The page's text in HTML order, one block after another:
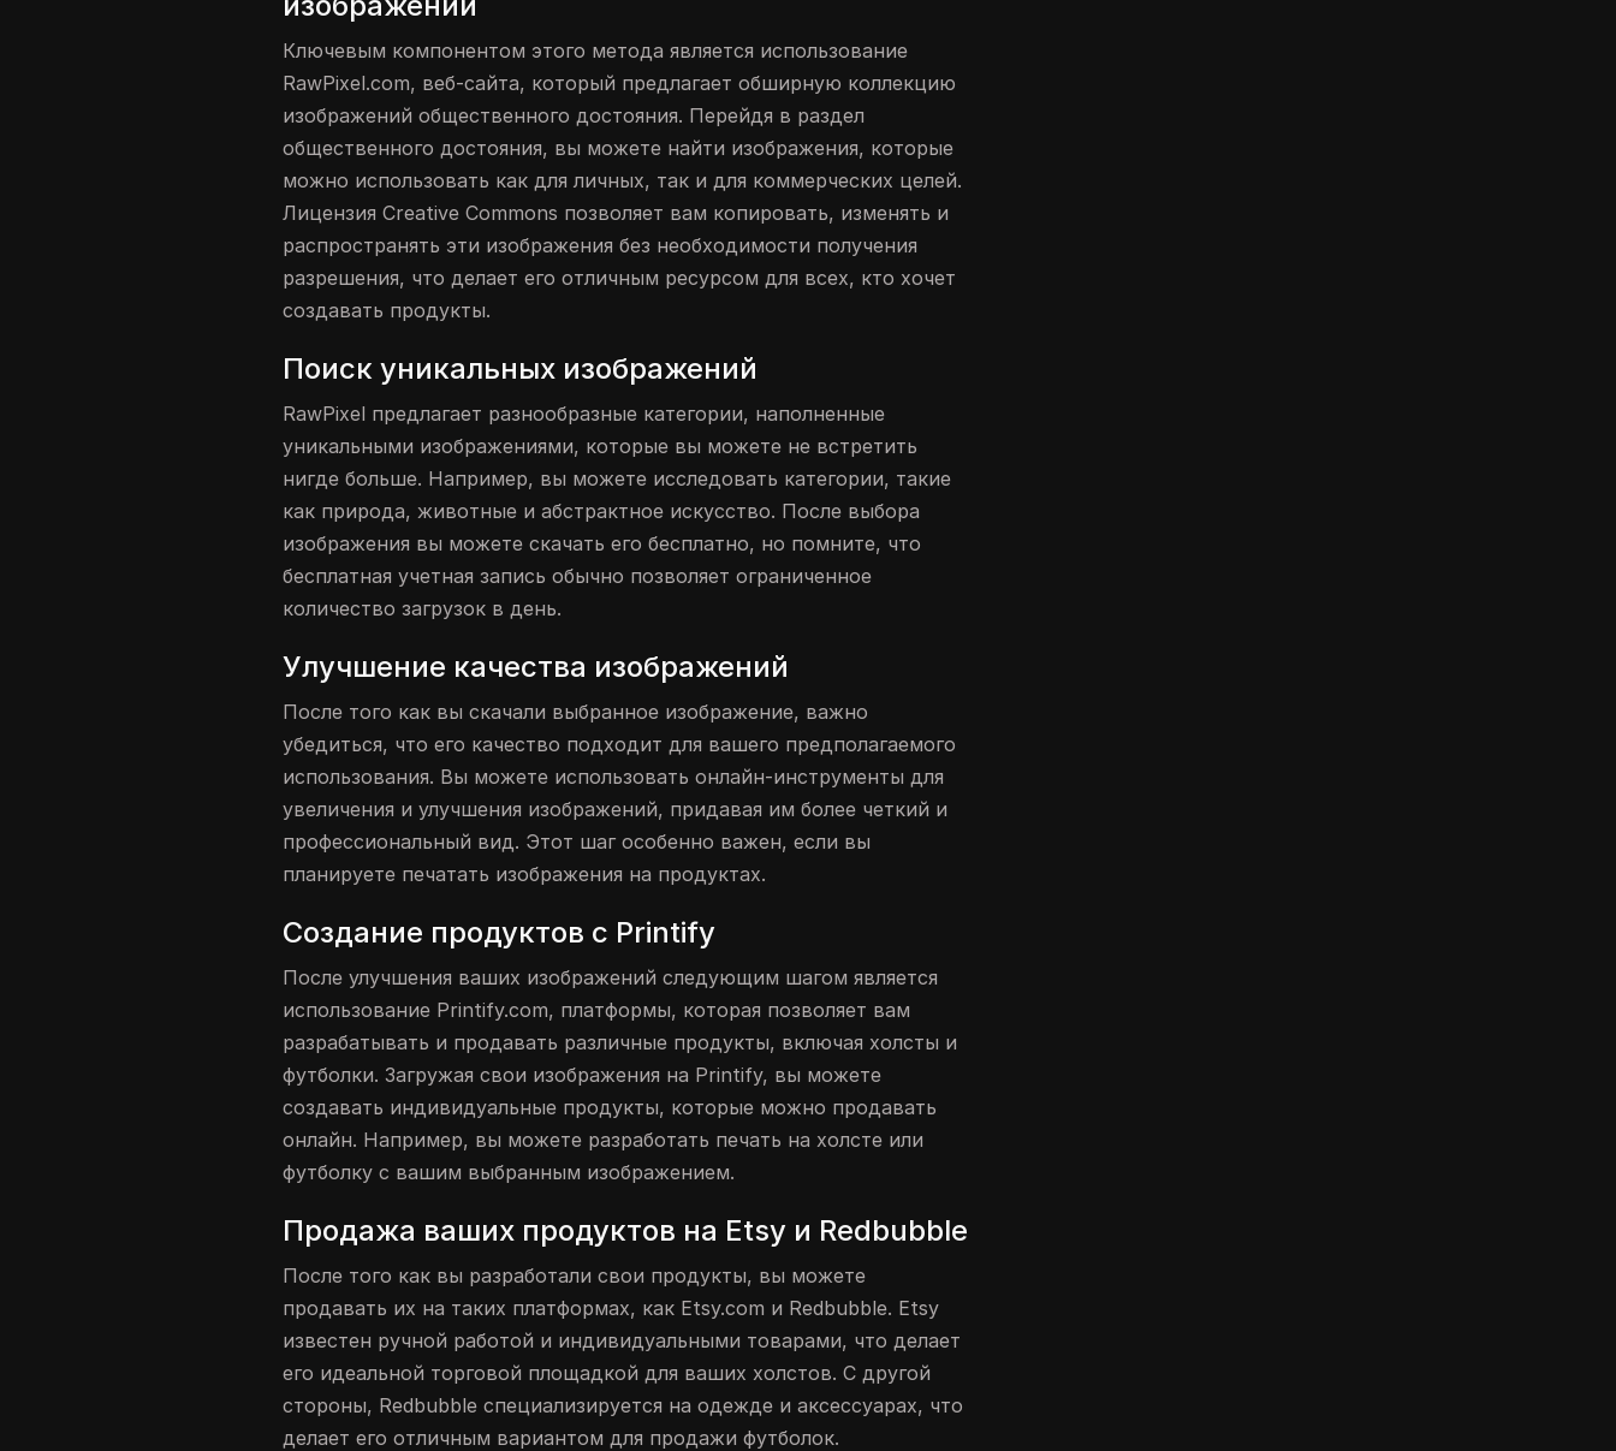
Ключевым компонентом этого метода является использование
RawPixel.com, веб-сайта, который предлагает обширную коллекцию
изображений общественного достояния. Перейдя в раздел
общественного достояния, вы можете найти изображения, которые
можно использовать как для личных, так и для коммерческих целей.
Лицензия Creative Commons позволяет вам копировать, изменять и
распространять эти изображения без необходимости получения
разрешения, что делает его отличным ресурсом для всех, кто хочет
создавать продукты.
Поиск уникальных изображений
RawPixel предлагает разнообразные категории, наполненные
уникальными изображениями, которые вы можете не встретить
нигде больше. Например, вы можете исследовать категории, такие
как природа, животные и абстрактное искусство. После выбора
изображения вы можете скачать его бесплатно, но помните, что
бесплатная учетная запись обычно позволяет ограниченное
количество загрузок в день.
Улучшение качества изображений
После того как вы скачали выбранное изображение, важно
убедиться, что его качество подходит для вашего предполагаемого
использования. Вы можете использовать онлайн-инструменты для
увеличения и улучшения изображений, придавая им более четкий и
профессиональный вид. Этот шаг особенно важен, если вы
планируете печатать изображения на продуктах.
Создание продуктов с Printify
После улучшения ваших изображений следующим шагом является
использование Printify.com, платформы, которая позволяет вам
разрабатывать и продавать различные продукты, включая холсты и
футболки. Загружая свои изображения на Printify, вы можете
создавать индивидуальные продукты, которые можно продавать
онлайн. Например, вы можете разработать печать на холсте или
футболку с вашим выбранным изображением.
Продажа ваших продуктов на Etsy и Redbubble
После того как вы разработали свои продукты, вы можете
продавать их на таких платформах, как Etsy.com и Redbubble. Etsy
известен ручной работой и индивидуальными товарами, что делает
его идеальной торговой площадкой для ваших холстов. С другой
стороны, Redbubble специализируется на одежде и аксессуарах, что
делает его отличным вариантом для продажи футболок.